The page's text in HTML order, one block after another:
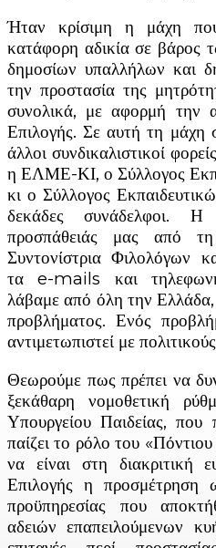
Ήταν κρίσιμη η μάχη
κατάφορη αδικία σε βάρος
δημοσίων υπαλλήλων και
την προστασία της
συνολικά, με αφορμή την
Επιλογής. Σε αυτή τη μάχη
άλλοι συνδικαλιστικοί
η ΕΛΜΕ-ΚΙ, ο Σύλλογος
κι ο Σύλλογος
δεκάδες συνάδελφοι.
προσπάθειάς μας από
Συντονίστρια
τα e-mails και
λάβαμε από όλη την Ελλάδα,
προβλήματος. Ενός
αντιμετωπιστεί με
Θεωρούμε πως πρέπει να
ξεκάθαρη νομοθετική
Υπουργείου Παιδείας, που
παίζει το ρόλο του
να είναι στη διακριτική
Επιλογής η προσμέτρηση
προϋπηρεσίας που
αδειών επαπειλούμενων